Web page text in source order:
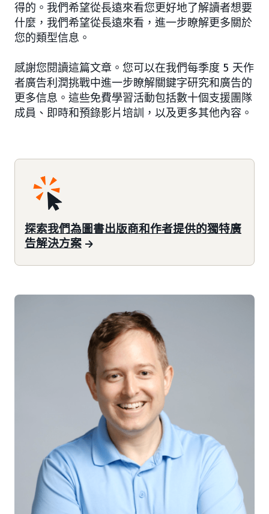
得的。我們希望從長遠來看您更好地了解讀者想要
什麼，我們希望從長遠來看，進一步瞭解更多關於
您的類型信息。
感謝您閱讀這篇文章。您可以在我們每季度 5 天作
者廣告利潤挑戰中進一步瞭解關鍵字研究和廣告的
更多信息。這些免費學習活動包括數十個支援團隊
成員、即時和預錄影片培訓，以及更多其他內容。
探索我們為圖書出版商和作者提供的獨特廣
告解決方案